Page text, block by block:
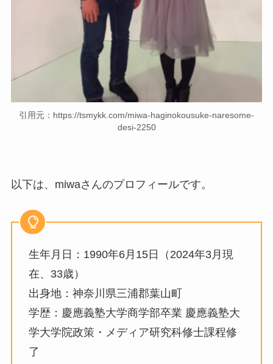
引用元：https://tsmykk.com/miwa-haginokousuke-naresome-
desi-2250
以下は、miwaさんのプロフィールです。
生年月日：1990年6月15日（2024年3月現
在、33歳）
出身地：神奈川県三浦郡葉山町
学歴：慶應義塾大学商学部卒業 慶應義塾大
学大学院政策・メディア研究科修士課程修
了